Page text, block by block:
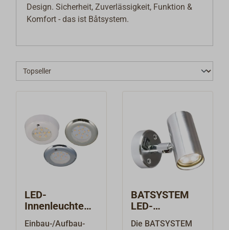
Design. Sicherheit, Zuverlässigkeit, Funktion &
Komfort - das ist Båtsystem.
LED-
Innenleuchte
BATSYSTEM
Einbau-/Aufbau-
BATSYSTEM
LED-
Wandleuchte
Die BATSYSTEM